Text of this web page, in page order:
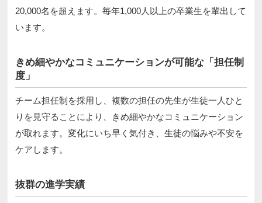
20,000名を超えます。毎年1,000人以上の卒業生を輩出して
います。
きめ細やかなコミュニケーションが可能な「担任制
度」
チーム担任制を採用し、複数の担任の先生が生徒一人ひと
りを見守ることにより、きめ細やかなコミュニケーション
が取れます。変化にいち早く気付き、生徒の悩みや不安を
ケアします。
抜群の進学実績